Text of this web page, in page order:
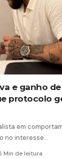
e ganho de
protocolo
em
no interesse…
Min de leitura